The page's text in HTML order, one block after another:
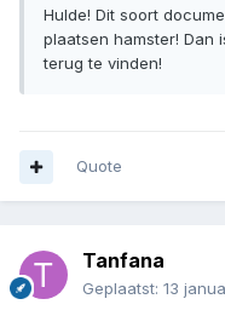
Hulde! Dit soort
plaatsen hamster! Dan
terug te vinden!
Quote
Tanfana
Geplaatst: 13